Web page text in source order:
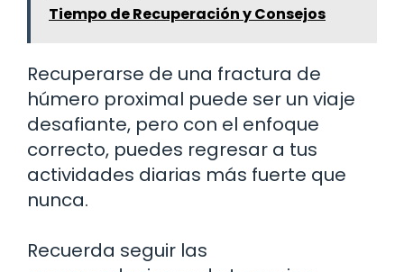
Tiempo de Recuperación y Consejos
Recuperarse de una fractura de
húmero proximal puede ser un viaje
desafiante, pero con el enfoque
correcto, puedes regresar a tus
actividades diarias más fuerte que
nunca.
Recuerda seguir las